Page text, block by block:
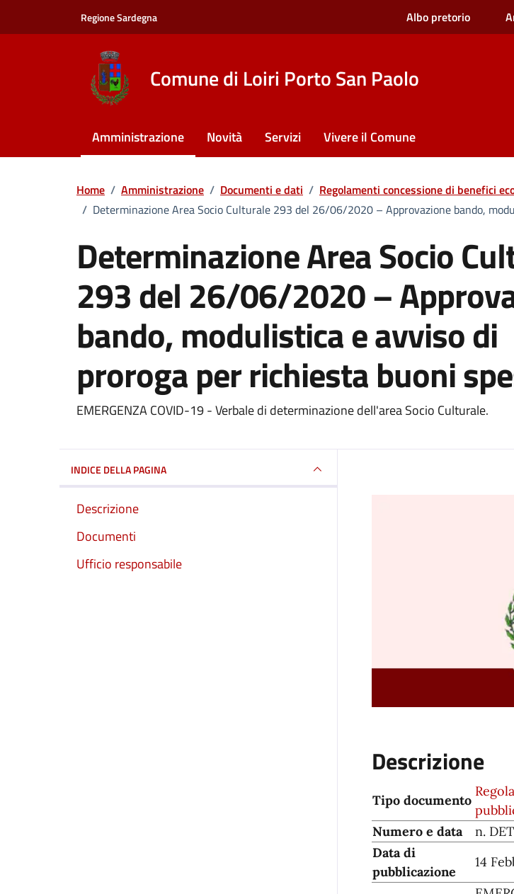
Regione Sardegna Albo pretorio
Comune di Loiri Porto San Paolo
Amministrazione Novità Servizi Vivere il Comune
Home / Amministrazione / Documenti e dati / Regolamenti concessione di benefici
/ Determinazione Area Socio Culturale 293 del 26/06/2020 – Approvazione bando,
Determinazione Area Socio
293 del 26/06/2020 –
bando, modulistica e avviso di
proroga per richiesta buoni
Dettagli del documento
EMERGENZA COVID-19 - Verbale di determinazione dell'area Socio Culturale.
INDICE DELLA PAGINA
Descrizione
Documenti
Ufficio responsabile
Descrizione
Tipo documento
Numero e data
n.
Data di
pubblicazione
14